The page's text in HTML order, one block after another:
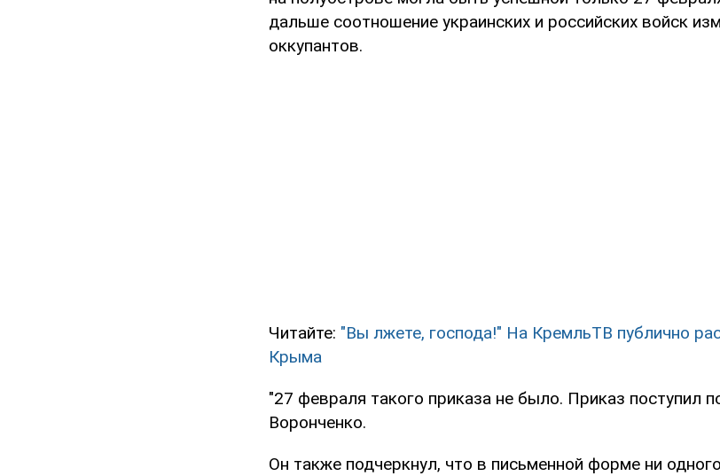
дальше соотношение украинских и российских войск
оккупантов.
Читайте: "Вы лжете, господа!" На КремльТВ публично
Крыма
"27 февраля такого приказа не было. Приказ поступил
Воронченко.
Он также подчеркнул, что в письменной форме ни